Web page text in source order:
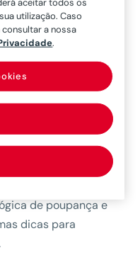
II
de poupança e
dicas para
utilização. Caso
a nossa
.